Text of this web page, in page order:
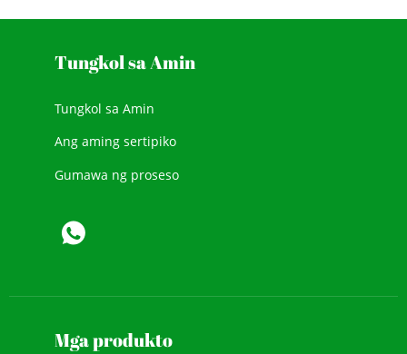
Tungkol sa Amin
Tungkol sa Amin
Ang aming sertipiko
Gumawa ng proseso
Mga produkto